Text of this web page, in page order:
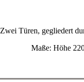
Zwei Türen, gegliedert
Maße: Höhe